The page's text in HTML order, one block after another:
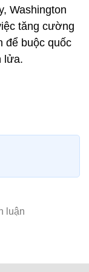
Washington
tăng cường
để buộc quốc
lửa.